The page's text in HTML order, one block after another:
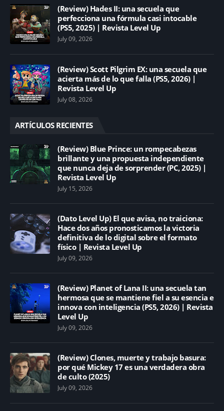
(Review) Hades II: una secuela que
perfecciona una fórmula casi intocable
(PS5, 2025) | Revista Level Up
July 09, 2026
(Review) Scott Pilgrim EX: una secuela que
acierta más de lo que falla (PS5, 2026) |
Revista Level Up
July 08, 2026
ARTÍCULOS RECIENTES
(Review) Blue Prince: un rompecabezas
brillante y una propuesta independiente
que nunca deja de sorprender (PC, 2025) |
Revista Level Up
July 15, 2026
(Dato Level Up) El que avisa, no traiciona:
Hace dos años pronosticamos la victoria
definitiva de lo digital sobre el formato
físico | Revista Level Up
July 09, 2026
(Review) Planet of Lana II: una secuela tan
hermosa que se mantiene fiel a su esencia e
innova con inteligencia (PS5, 2026) | Revista
Level Up
July 09, 2026
(Review) Clones, muerte y trabajo basura:
por qué Mickey 17 es una verdadera obra
de culto (2025)
July 09, 2026